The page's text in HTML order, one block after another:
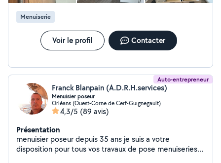
Menuiserie
Voir le profil Contacter
Auto-entrepreneur
Franck Blanpain (A.D.R.H.services)
Menuisier poseur
Orléans (Ouest-Corne de Cerf-Guignegault)
4,3/5 (89 avis)
Présentation
menuisier poseur depuis 35 ans je suis a votre
disposition pour tous vos travaux de pose menuiseries